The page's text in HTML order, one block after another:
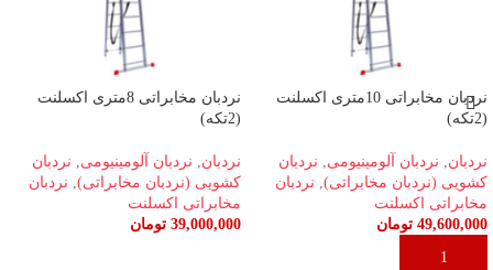
نردبان مخابراتی 10متری اکسلنت
(2تکه)
نردبان, نردبان آلومینیومی, نردبان
کشویی (نردبان مخابراتی), نردبان
مخابراتی اکسلنت
49,600,000 تومان
افزودن به سبد خرید
نردبان مخابراتی 8متری اکسلنت
(2تکه)
نردبان, نردبان آلومینیومی, نردبان
کشویی (نردبان مخابراتی), نردبان
مخابراتی اکسلنت
39,000,000 تومان